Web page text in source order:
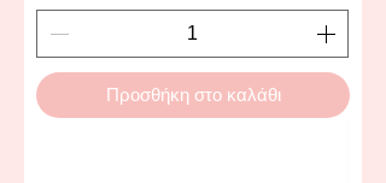
Προσθήκη στο καλάθι